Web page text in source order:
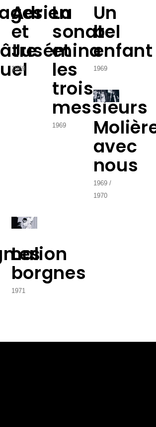
Adrien
et
Jusémina
1969
La
sonate
et
les
trois
messieurs
1969
Un
bel
enfant
1969
avec
nous
1969
1970
Les
borgnes
1971